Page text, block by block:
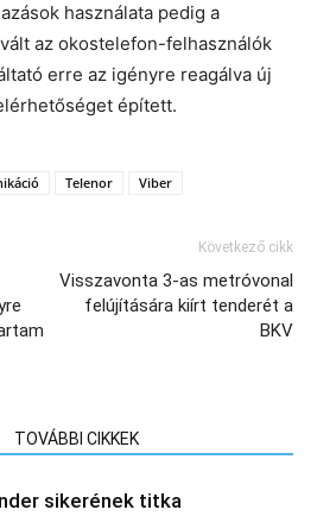
használata pedig a
az okostelefon-felhasználók
erre az igényre reagálva új
épített.
Telenor Viber
Következő cikk
Visszavonta 3-as metróvonal
felújítására kiírt tenderét a
BKV
TOVÁBBI CIKKEK
sikerének titka